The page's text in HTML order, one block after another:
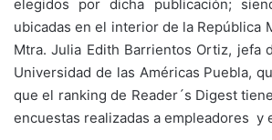
elegidos por dicha publicación;
ubicadas en el interior de la República
Mtra. Julia Edith Barrientos Ortiz, jefa
Universidad de las Américas Puebla,
que el ranking de Reader´s Digest
encuestas realizadas a empleadores y